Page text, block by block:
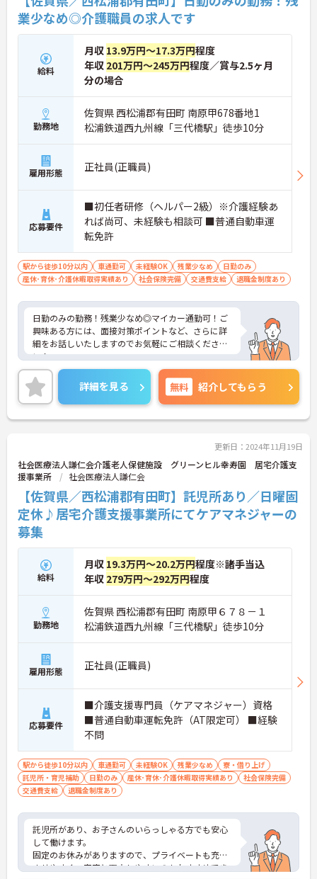
業少なめ◎介護職員の求人です
給料
月収 13.9万円～17.3万円程度
年収 201万円～245万円程度／賞与2.5ヶ月
分の場合
勤務地
佐賀県 西松浦郡有田町 南原甲678番地1
松浦鉄道西九州線「三代橋駅」徒歩10分
雇用形態 正社員(正職員)
応募要件
■初任者研修（ヘルパー2級）※介護経験あ
れば尚可、未経験も相談可 ■普通自動車運
転免許
駅から徒歩10分以内 車通勤可 未経験OK 残業少なめ
日勤のみ
産休･育休･介護休暇取得実績あり
社会保険完備 交通費支給 退職金制度あり
日勤のみの勤務！残業少なめ◎マイカー通勤可！ご
興味ある方には、面接対策ポイントなど、さらに詳
細をお話しいたしますのでお気軽にご相談くださ
い！
詳細を見る 無料 紹介してもらう
更新日：2024年11月19日
社会医療法人謙仁会介護老人保健施設 グリーンヒル幸寿園 居宅介護支
援事業所
社会医療法人謙仁会
【佐賀県／西松浦郡有田町】託児所あり／日曜固
定休♪居宅介護支援事業所にてケアマネジャーの
募集
給料
月収 19.3万円～20.2万円程度※諸手当込
年収 279万円～292万円程度
勤務地
佐賀県 西松浦郡有田町 南原甲６７８－１
松浦鉄道西九州線「三代橋駅」徒歩10分
雇用形態 正社員(正職員)
応募要件
■介護支援専門員（ケアマネジャー）資格
■普通自動車運転免許（AT限定可） ■経験
不問
駅から徒歩10分以内 車通勤可 未経験OK 残業少なめ
寮・借り上げ
託児所・育児補助
日勤のみ 産休･育休･介護休暇取得実績あり
社会保険完備
交通費支給
退職金制度あり
託児所があり、お子さんのいらっしゃる方でも安心
して働けます。
固定のお休みがありますので、プライベートも充実
させやすく、家庭と両立しやすいのもおすすめでき